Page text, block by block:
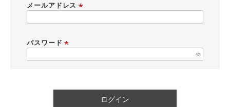
メールアドレス
)
パスワード
ログイン